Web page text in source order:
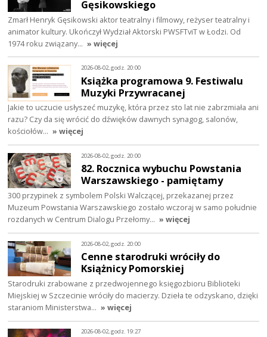
Gęsikowskiego
Zmarł Henryk Gęsikowski aktor teatralny i filmowy, reżyser teatralny i
animator kultury. Ukończył Wydział Aktorski PWSFTviT w Łodzi. Od
1974 roku związany… » więcej
2026-08-02, godz. 20:00
Książka programowa 9. Festiwalu
Muzyki Przywracanej
Jakie to uczucie usłyszeć muzykę, która przez sto lat nie zabrzmiała ani
razu? Czy da się wrócić do dźwięków dawnych synagog, salonów,
kościołów… » więcej
2026-08-02, godz. 20:00
82. Rocznica wybuchu Powstania
Warszawskiego - pamiętamy
300 przypinek z symbolem Polski Walczącej, przekazanej przez
Muzeum Powstania Warszawskiego zostało wczoraj w samo południe
rozdanych w Centrum Dialogu Przełomy… » więcej
2026-08-02, godz. 20:00
Cenne starodruki wróciły do
Książnicy Pomorskiej
Starodruki zrabowane z przedwojennego księgozbioru Biblioteki
Miejskiej w Szczecinie wróciły do macierzy. Dzieła te odzyskano, dzięki
staraniom Ministerstwa… » więcej
2026-08-02, godz. 19:27